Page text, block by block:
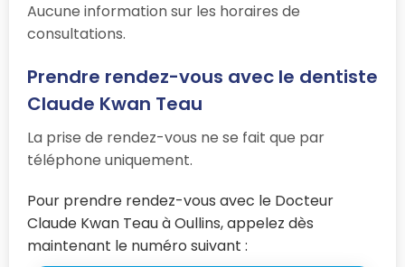
Aucune information sur les horaires de
consultations.
Prendre rendez-vous avec le dentiste
Claude Kwan Teau
La prise de rendez-vous ne se fait que par
téléphone uniquement.
Pour prendre rendez-vous avec le Docteur
Claude Kwan Teau à Oullins, appelez dès
maintenant le numéro suivant :